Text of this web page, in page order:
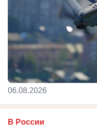
06.08.2026
В России